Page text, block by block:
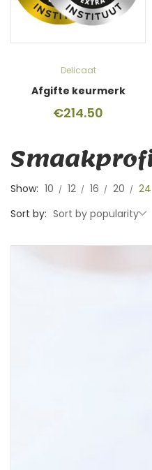
Delicaat
Afgifte keurmerk
€214.50
Show: 10 12 16 20
24
Sort by: Sort by popularity